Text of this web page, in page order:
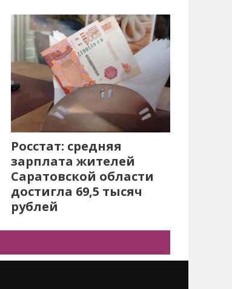
Росстат: средняя
зарплата жителей
Саратовской области
достигла 69,5 тысяч
рублей